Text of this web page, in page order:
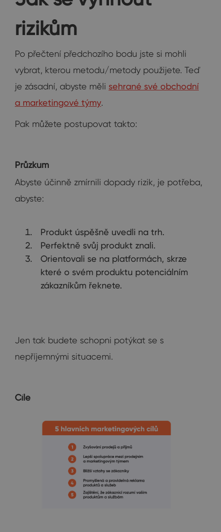
rizikům
Po přečtení předchozího bodu jste si mohli
vybrat, kterou metodu/metody použijete. Teď
je zásadní, abyste měli sehrané své obchodní
a marketingové týmy.
Pak můžete postupovat takto:
Průzkum
Abyste účinně zmírnili dopady rizik, je potřeba,
abyste:
Produkt úspěšně uvedli na trh.
Perfektně svůj produkt znali.
Orientovali se na platformách, skrze
které o svém produktu potenciálním
zákazníkům řeknete.
Jen tak budete schopni potýkat se s
nepříjemnými situacemi.
Cíle